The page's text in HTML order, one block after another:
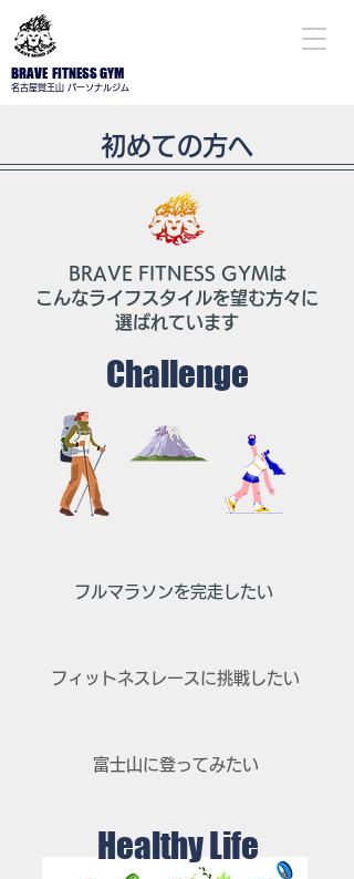
BRAVE FITNESS GYM
名古屋​覚王山 パーソナルジム
初めての方へ
BRAVE FITNESS GYMは
​こんなライフスタイルを望む方々に
選ばれています
​フルマラソンを完走したい
​フィットネスレースに挑戦したい
富士山に登ってみたい
Challenge
​Healthy Life